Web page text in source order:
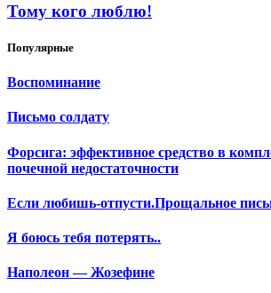
Тому кого люблю!
Популярные
Воспоминание
Письмо солдату
Форсига: эффективное средство в
почечной недостаточности
Если любишь-отпусти.Прощальное
Я боюсь тебя потерять..
Наполеон — Жозефине